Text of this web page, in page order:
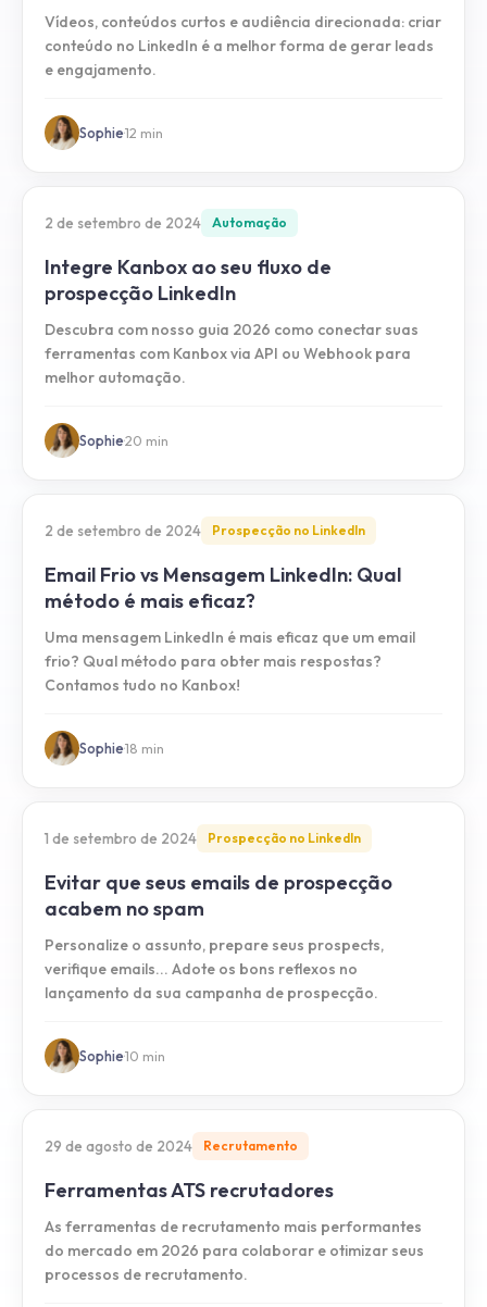
Vídeos, conteúdos curtos e audiência direcionada: criar
conteúdo no LinkedIn é a melhor forma de gerar leads
e engajamento.
Sophie·12 min
2 de setembro de 2024 Automação
Integre Kanbox ao seu fluxo de
prospecção LinkedIn
Descubra com nosso guia 2026 como conectar suas
ferramentas com Kanbox via API ou Webhook para
melhor automação.
Sophie·20 min
2 de setembro de 2024 Prospecção no LinkedIn
Email Frio vs Mensagem LinkedIn: Qual
método é mais eficaz?
Uma mensagem LinkedIn é mais eficaz que um email
frio? Qual método para obter mais respostas?
Contamos tudo no Kanbox!
Sophie·18 min
1 de setembro de 2024 Prospecção no LinkedIn
Evitar que seus emails de prospecção
acabem no spam
Personalize o assunto, prepare seus prospects,
verifique emails... Adote os bons reflexos no
lançamento da sua campanha de prospecção.
Sophie·10 min
29 de agosto de 2024 Recrutamento
Ferramentas ATS recrutadores
As ferramentas de recrutamento mais performantes
do mercado em 2026 para colaborar e otimizar seus
processos de recrutamento.